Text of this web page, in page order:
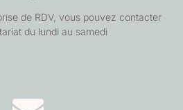
de RDV, vous pouvez contacter
du lundi au samedi